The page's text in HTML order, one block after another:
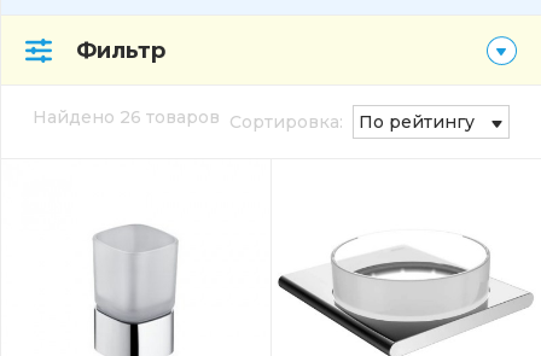
Фильтр
Найдено 26 товаров Сортировка: По рейтингу